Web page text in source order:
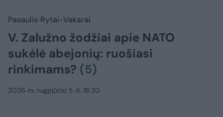
Pasaulis Rytai-Vakarai
V. Zalužno žodžiai apie NATO
sukėlė abejonių: ruošiasi
rinkimams? (5)
2026 m. rugpjūčio 5 d. 18:30